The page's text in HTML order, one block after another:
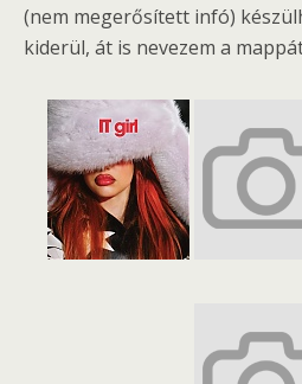
(nem megerősített infó)
kiderül, át is nevezem a